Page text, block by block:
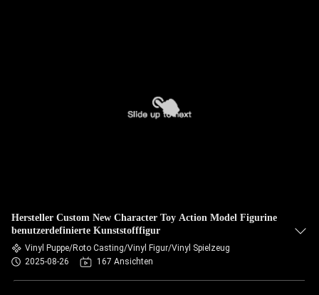
Hersteller Custom New Character Toy Action Model Figurine
benutzerdefinierte Kunststofffigur
Vinyl Puppe/Roto Casting/Vinyl Figur/Vinyl Spielzeug
2025-08-26
167 Ansichten